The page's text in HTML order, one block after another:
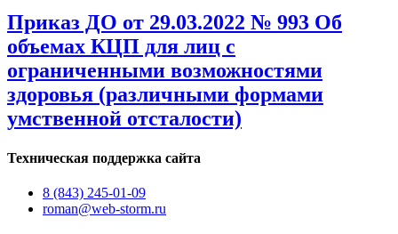
Приказ ДО от 29.03.2022 № 993 Об
объемах КЦП для лиц с
ограниченными возможностями
здоровья (различными формами
умственной отсталости)
Техническая поддержка сайта
8 (843) 245-01-09
roman@web-storm.ru